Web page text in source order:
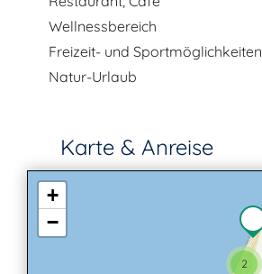
Wellnessbereich
Freizeit- und Sportmöglichkeiten
Natur-Urlaub
Karte & Anreise
2
+
−